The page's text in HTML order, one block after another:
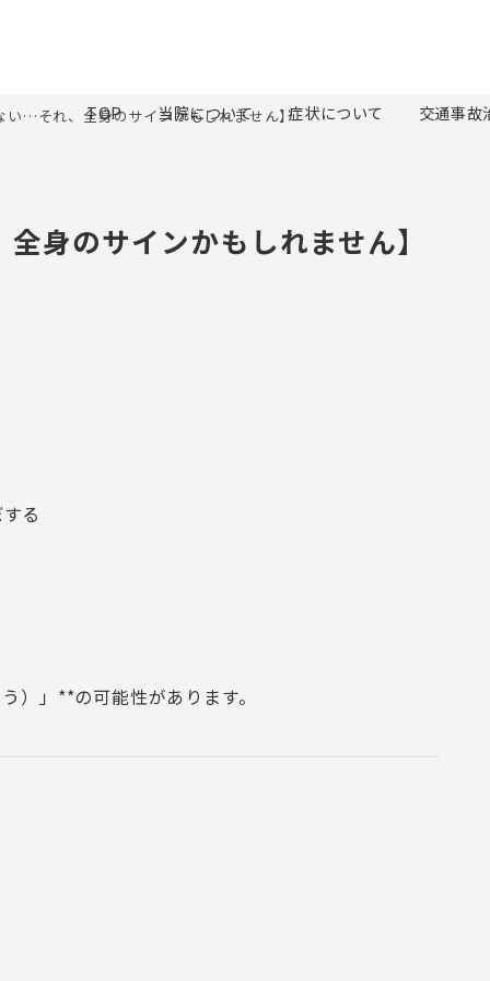
TOP 当院について 症状について 交通事故
い…それ、全身のサインかもしれません】
身のサインかもしれません】
る
）」**の可能性があります。